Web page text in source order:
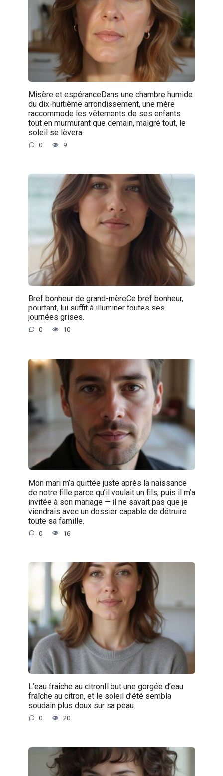
Misère et espéranceDans une chambre humide
du dix-huitième arrondissement, une mère
raccommode les vêtements de ses enfants
tout en murmurant que demain, malgré tout, le
soleil se lèvera.
0 9
Bref bonheur de grand-mèreCe bref bonheur,
pourtant, lui suffit à illuminer toutes ses
journées grises.
0 10
Mon mari m’a quittée juste après la naissance
de notre fille parce qu’il voulait un fils, puis il m’a
invitée à son mariage — il ne savait pas que je
viendrais avec un dossier capable de détruire
toute sa famille.
0 16
L’eau fraîche au citronIl but une gorgée d’eau
fraîche au citron, et le soleil d’été sembla
soudain plus doux sur sa peau.
0 20